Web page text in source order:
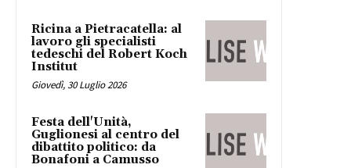
Ricina a Pietracatella: al
lavoro gli specialisti
tedeschi del Robert Koch
Institut
Giovedì, 30 Luglio 2026
Festa dell'Unità,
Guglionesi al centro del
dibattito politico: da
Bonafoni a Camusso